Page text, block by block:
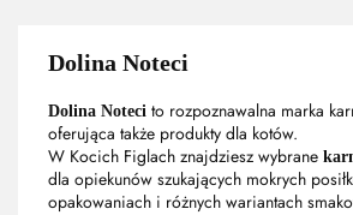
Dolina Noteci
Dolina Noteci to rozpoznawalna marka
oferująca także produkty dla kotów.
W Kocich Figlach znajdziesz wybrane
dla opiekunów szukających mokrych
opakowaniach i różnych wariantach